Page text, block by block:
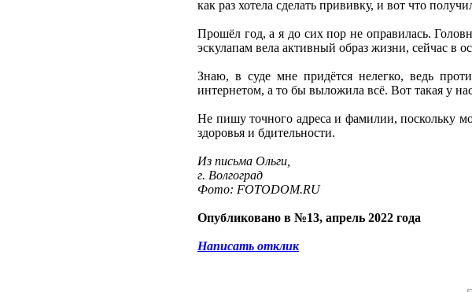
как раз хотела сделать прививку, и вот что
Прошёл год, а я до сих пор не оправилась.
эскулапам вела активный образ жизни, сейчас в
Знаю, в суде мне придётся нелегко, ведь
интернетом, а то бы выложила всё. Вот такая у
Не пишу точного адреса и фамилии, поскольку
здоровья и бдительности.
Из письма Ольги,
г. Волгоград
Фото: FOTODOM.RU
Опубликовано в №13, апрель 2022 года
Написать отклик